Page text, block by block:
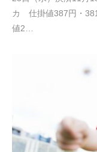
カ 仕掛値387円・
値2…